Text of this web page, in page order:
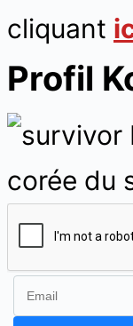
cliquant
Profil